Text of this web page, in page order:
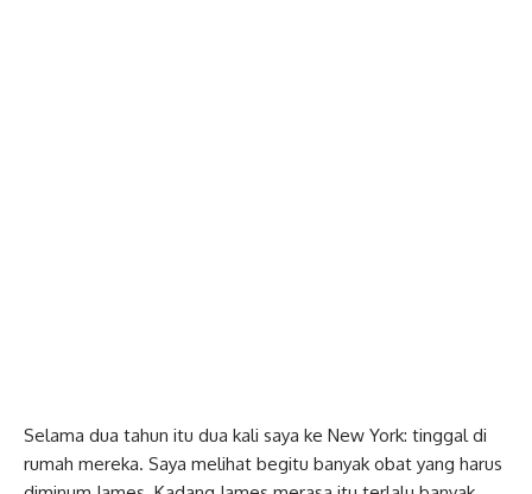
Selama dua tahun itu dua kali saya ke New York: tinggal di
rumah mereka. Saya melihat begitu banyak obat yang harus